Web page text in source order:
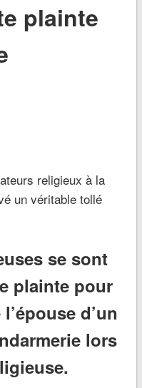
plainte
se sont
plainte pour
d’un
lors